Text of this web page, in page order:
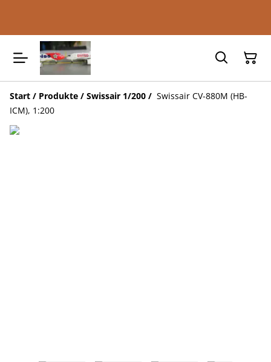
Start / Produkte / Swissair 1/200 / Swissair CV-880M (HB-
ICM), 1:200